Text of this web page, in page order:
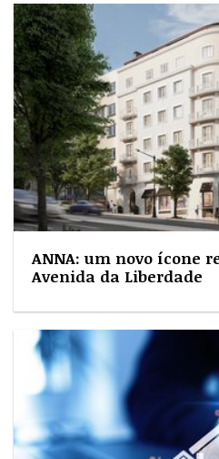
ANNA: um novo ícone
Avenida da Liberdade